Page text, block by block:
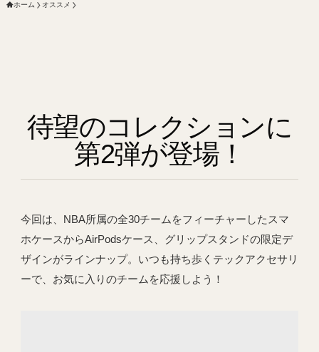
ホーム オススメ
待望のコレクションに
第2弾が登場！
今回は、NBA所属の全30チームをフィーチャーしたスマ
ホケースからAirPodsケース、グリップスタンドの限定デ
ザインがラインナップ。いつも持ち歩くテックアクセサリ
ーで、お気に入りのチームを応援しよう！